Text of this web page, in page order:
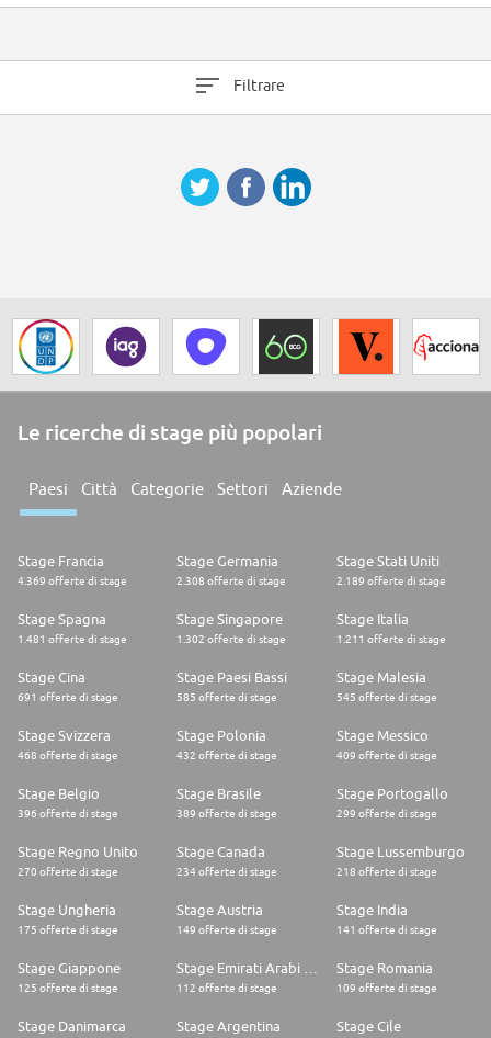
Filtrare
Le ricerche di stage più popolari
Paesi Città Categorie Settori Aziende
Stage Francia
4.369 offerte di stage
Stage Germania
2.308 offerte di stage
Stage Stati Uniti
2.189 offerte di stage
Stage Spagna
1.481 offerte di stage
Stage Singapore
1.302 offerte di stage
Stage Italia
1.211 offerte di stage
Stage Cina
691 offerte di stage
Stage Paesi Bassi
585 offerte di stage
Stage Malesia
545 offerte di stage
Stage Svizzera
468 offerte di stage
Stage Polonia
432 offerte di stage
Stage Messico
409 offerte di stage
Stage Belgio
396 offerte di stage
Stage Brasile
389 offerte di stage
Stage Portogallo
299 offerte di stage
Stage Regno Unito
270 offerte di stage
Stage Canada
234 offerte di stage
Stage Lussemburgo
218 offerte di stage
Stage Ungheria
175 offerte di stage
Stage Austria
149 offerte di stage
Stage India
141 offerte di stage
Stage Giappone
125 offerte di stage 112 offerte di stage
Stage Romania
109 offerte di stage
Stage Danimarca Stage Argentina Stage Cile